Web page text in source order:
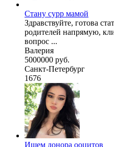
Стану сурр мамой
Здравствуйте, готова
родителей напрямую,
вопрос ...
Валерия
5000000 руб.
Санкт-Петербург
1676
Ищем донора ооцитов